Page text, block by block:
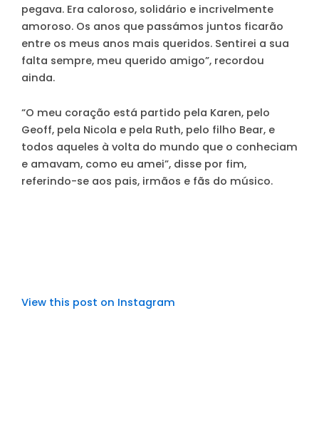
pegava. Era caloroso, solidário e incrivelmente
amoroso. Os anos que passámos juntos ficarão
entre os meus anos mais queridos. Sentirei a sua
falta sempre, meu querido amigo”, recordou
ainda.
“O meu coração está partido pela Karen, pelo
Geoff, pela Nicola e pela Ruth, pelo filho Bear, e
todos aqueles à volta do mundo que o conheciam
e amavam, como eu amei”, disse por fim,
referindo-se aos pais, irmãos e fãs do músico.
View this post on Instagram